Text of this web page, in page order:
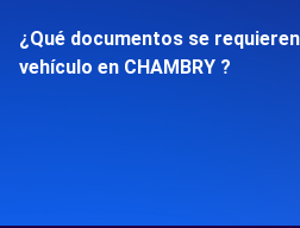
¿Qué documentos se
vehículo en CHAMBRY ?